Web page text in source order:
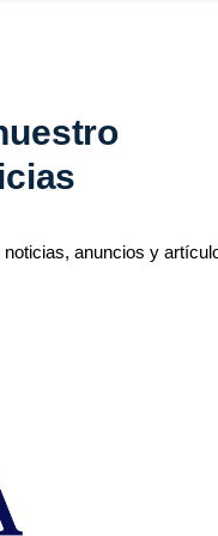
anuncios y